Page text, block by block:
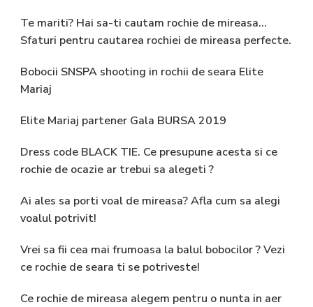
Te mariti? Hai sa-ti cautam rochie de mireasa…
Sfaturi pentru cautarea rochiei de mireasa perfecte.
Bobocii SNSPA shooting in rochii de seara Elite
Mariaj
Elite Mariaj partener Gala BURSA 2019
Dress code BLACK TIE. Ce presupune acesta si ce
rochie de ocazie ar trebui sa alegeti ?
Ai ales sa porti voal de mireasa? Afla cum sa alegi
voalul potrivit!
Vrei sa fii cea mai frumoasa la balul bobocilor ? Vezi
ce rochie de seara ti se potriveste!
Ce rochie de mireasa alegem pentru o nunta in aer